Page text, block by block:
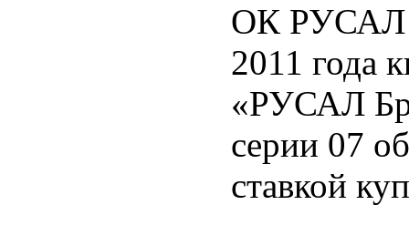
ОК РУСАЛ
2011 года
«РУСАЛ
серии 07
ставкой